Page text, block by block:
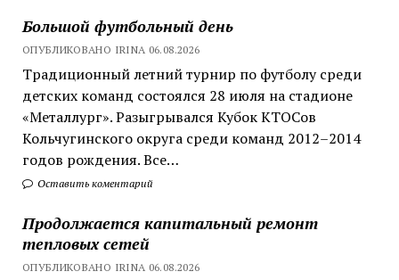
Большой футбольный день
ОПУБЛИКОВАНО IRINA 06.08.2026
Традиционный летний турнир по футболу среди
детских команд состоялся 28 июля на стадионе
«Металлург». Разыгрывался Кубок КТОСов
Кольчугинского округа среди команд 2012–2014
годов рождения. Все…
Оставить коментарий
Продолжается капитальный ремонт
тепловых сетей
ОПУБЛИКОВАНО IRINA 06.08.2026